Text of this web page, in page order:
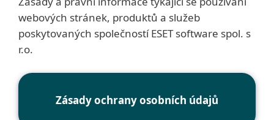
webových stránek, produktů a služeb
poskytovaných společností ESET software spol. s
r.o.
Zásady ochrany osobních údajů